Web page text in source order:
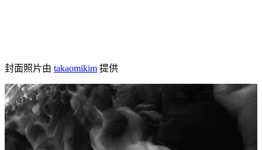
封面照片由 takaomikim 提供